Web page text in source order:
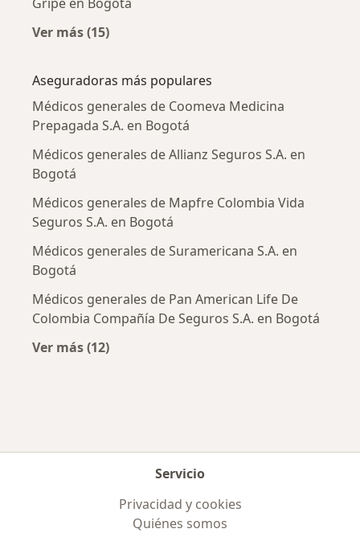
Ver más (15)
Aseguradoras más populares
Médicos generales de Coomeva Medicina
Prepagada S.A. en Bogotá
Médicos generales de Allianz Seguros S.A. en
Bogotá
Médicos generales de Mapfre Colombia Vida
Seguros S.A. en Bogotá
Médicos generales de Suramericana S.A. en
Bogotá
Médicos generales de Pan American Life De
Colombia Compañía De Seguros S.A. en Bogotá
Ver más (12)
Servicio
Privacidad y cookies
Quiénes somos